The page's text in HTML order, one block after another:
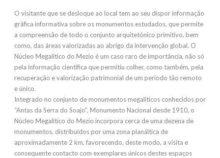
O visitante que se desloque ao local tem ao seu dispor informação
gráfica informativa sobre os monumentos estudados, que permite
a compreensão de todo o conjunto arquitetónico primitivo, bem
como, das áreas valorizadas ao abrigo da intervenção global. O
Núcleo Megalítico do Mezio é um caso raro de importância, não só
pela informação científica que permitiu colher, como também, pela
recuperação e valorização patrimonial de um período tão remoto
e único.
Integrado no conjunto de monumentos megalíticos conhecidos por
“Antas da Serra do Soajo”, Monumento Nacional desde 1910, o
Núcleo Megalítico do Mezio incorpora cerca de uma dezena de
monumentos, distribuídos por uma zona planáltica de
aproximadamente 2 km, favorecendo, deste modo, a visita e
consequente contacto com exemplares únicos destes espaços